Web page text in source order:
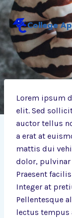
Saltar
al
contenido
College
Lorem ipsum
elit. Sed
auctor tellus
a erat at
mattis dui
dolor, pulvinar
Praesent
Integer at
Pellentesque
lectus tempus